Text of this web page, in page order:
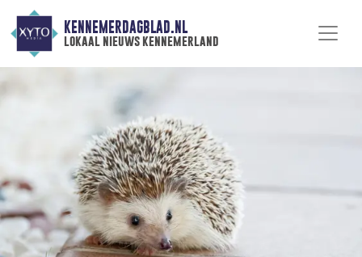
KENNEMERDAGBLAD.NL
lokaal nieuws kennemerland